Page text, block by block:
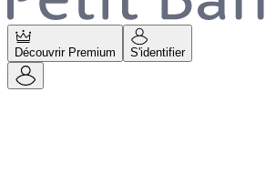
Découvrir Premium S'identifier